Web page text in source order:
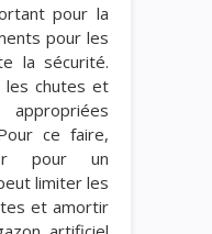
pour la
pour les
la sécurité.
les chutes et
ce faire,
pour un
limiter les
et amortir